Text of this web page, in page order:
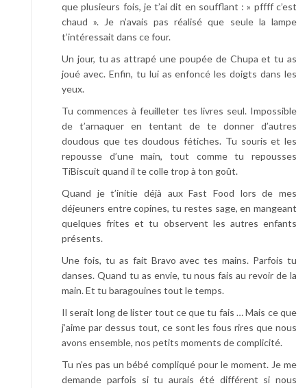
que plusieurs fois, je t’ai dit en soufflant : » pffff c’est
chaud ». Je n’avais pas réalisé que seule la lampe
t’intéressait dans ce four.
Un jour, tu as attrapé une poupée de Chupa et tu as
joué avec. Enfin, tu lui as enfoncé les doigts dans les
yeux.
Tu commences à feuilleter tes livres seul. Impossible
de t’arnaquer en tentant de te donner d’autres
doudous que tes doudous fétiches. Tu souris et les
repousse d’une main, tout comme tu repousses
TiBiscuit quand il te colle trop à ton goût.
Quand je t’initie déjà aux Fast Food lors de mes
déjeuners entre copines, tu restes sage, en mangeant
quelques frites et tu observent les autres enfants
présents.
Une fois, tu as fait Bravo avec tes mains. Parfois tu
danses. Quand tu as envie, tu nous fais au revoir de la
main. Et tu baragouines tout le temps.
Il serait long de lister tout ce que tu fais … Mais ce que
j’aime par dessus tout, ce sont les fous rires que nous
avons ensemble, nos petits moments de complicité.
Tu n’es pas un bébé compliqué pour le moment. Je me
demande parfois si tu aurais été différent si nous